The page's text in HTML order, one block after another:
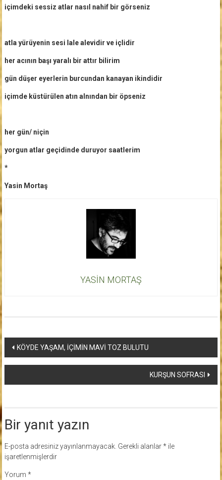
içimdeki sessiz atlar nasıl nahif bir görseniz
atla yürüyenin sesi lale alevidir ve içlidir
her acının başı yaralı bir attır bilirim
gün düşer eyerlerin burcundan kanayan ikindidir
içimde küstürülen atın alnından bir öpseniz
her gün/ niçin
yorgun atlar geçidinde duruyor saatlerim
*
Yasin Mortaş
YASİN MORTAŞ
Yazı
dolaşımı
KÖYDE YAŞAM, İÇİMİN MAVİ TOZ BULUTU
KURŞUN SOFRASI
Bir yanıt yazın
E-posta adresiniz yayınlanmayacak. Gerekli alanlar*ile
işaretlenmişlerdir
Yorum *